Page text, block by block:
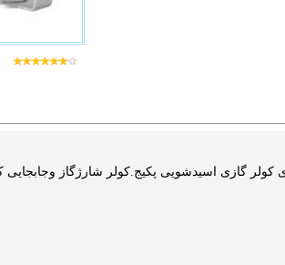
گازی اسیدشویی پکیج.کولر شارژگاز